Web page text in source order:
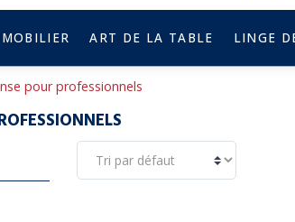
MOBILIER ART DE LA TABLE LINGE
pour professionnels